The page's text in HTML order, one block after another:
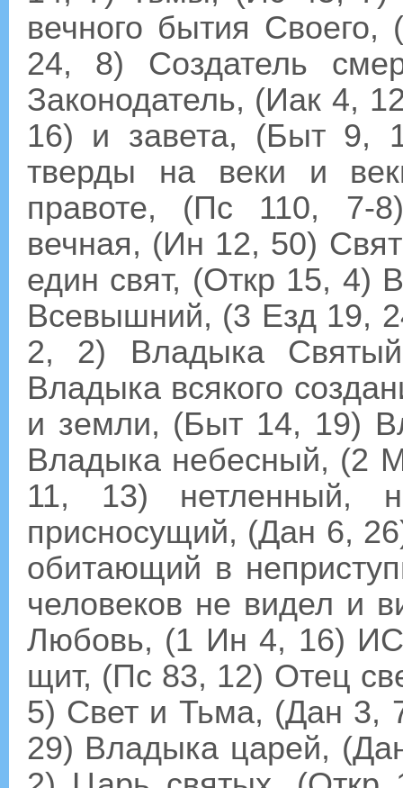
вечного бытия
24, 8) Создатель
Законодатель, (Иак 4,
16) и завета, (Быт 9,
тверды на веки и
правоте, (Пс 110, 7-
вечная, (Ин 12, 50)
един свят, (Откр 15, 4)
Всевышний, (3 Езд 19,
2, 2) Владыка
Владыка всякого
и земли, (Быт 14, 19)
Владыка небесный, (2
11, 13) нетленный,
присносущий, (Дан 6,
обитающий в
человеков не видел и
Любовь, (1 Ин 4, 16)
щит, (Пс 83, 12) Отец
5) Свет и Тьма, (Дан 3,
29) Владыка царей,